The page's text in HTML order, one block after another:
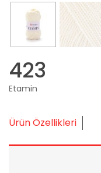
423
Etamin
Ürün Özellikleri